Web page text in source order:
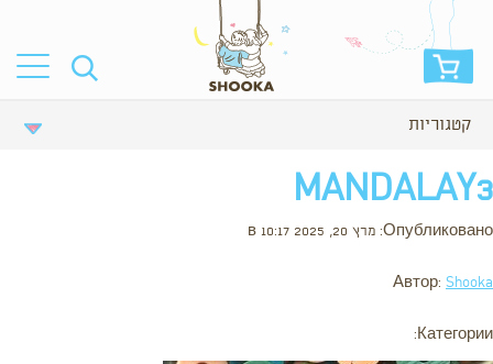
קטגוריות
MANDALAY3
Опубликовано: מרץ 20, 2025 в 10:17
Автор: Shooka
Категории: